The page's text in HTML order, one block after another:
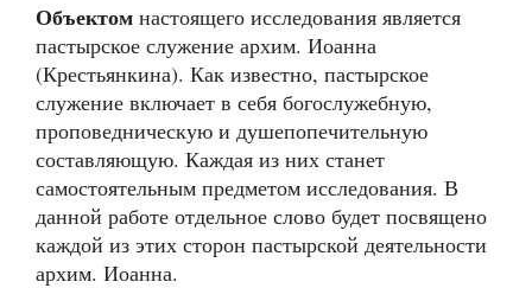
Объектом настоящего исследования является
пастырское служение архим. Иоанна
(Крестьянкина). Как известно, пастырское
служение включает в себя богослужебную,
проповедническую и душепопечительную
составляющую. Каждая из них станет
самостоятельным предметом исследования. В
данной работе отдельное слово будет посвящено
каждой из этих сторон пастырской деятельности
архим. Иоанна.